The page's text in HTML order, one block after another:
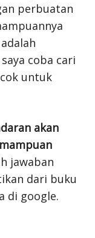
perbuatan
coba cari
untuk
akan
jawaban
dari buku
di google.